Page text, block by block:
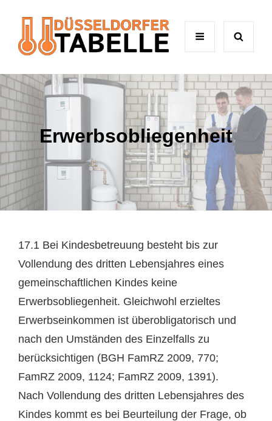
Erwerbsobliegenheit
17.1 Bei Kindesbetreuung besteht bis zur
Vollendung des dritten Lebensjahres eines
gemeinschaftlichen Kindes keine
Erwerbsobliegenheit. Gleichwohl erzieltes
Erwerbseinkommen ist überobligatorisch und
nach den Umständen des Einzelfalls zu
berücksichtigen (BGH FamRZ 2009, 770;
FamRZ 2009, 1124; FamRZ 2009, 1391).
Nach Vollendung des dritten Lebensjahres des
Kindes kommt es bei Beurteilung der Frage, ob